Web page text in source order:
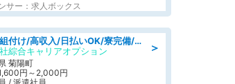
サー：求人ボックス
＞
組立・組付け/高収入/日払いOK/寮完備/交替制/20・30・40代活躍中
綜合キャリアオプション
菊陽町
円～2,000円